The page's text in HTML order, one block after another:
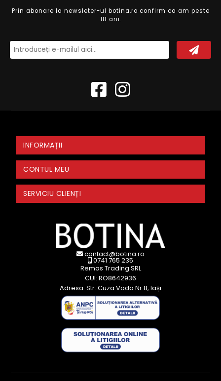
Prin abonare la newsleter-ul botina.ro confirm ca am peste
18 ani.
INFORMAȚII
CONTUL MEU
SERVICIU CLIENȚI
contact@botina.ro
0741 765 235
Remas Trading SRL
CUI: RO8642936
Adresa: Str. Cuza Voda Nr.8, Iași